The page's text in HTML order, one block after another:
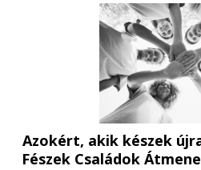
Azokért, akik készek
Fészek Családok